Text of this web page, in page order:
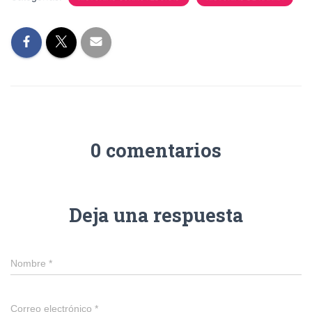
0 comentarios
Deja una respuesta
Nombre *
Correo electrónico *